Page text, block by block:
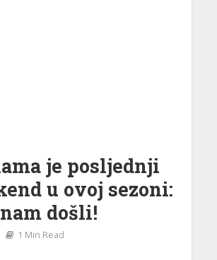
je posljednji
u ovoj sezoni:
došli!
1 Min Read